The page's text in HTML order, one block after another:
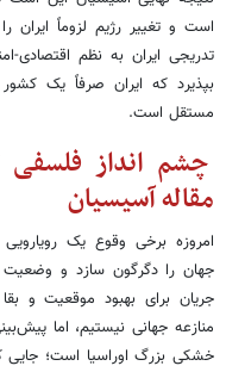
است و تغییر رژیم لزوماً ایران
تدریجی ایران به نظم اقتصادی-
بپذیرد که ایران صرفاً یک
مستقل است.
چشم انداز فلسفی
مقاله آسیسیان
امروزه برخی وقوع یک
جهان را دگرگون سازد و وضعیت
جریان برای بهبود موقعیت
منازعه جهانی نیستیم، اما
خشکی بزرگ اوراسیا است؛ جایی